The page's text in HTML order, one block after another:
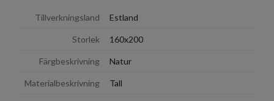
Tillverkningsland Estland
Storlek 160x200
Färgbeskrivning Natur
Materialbeskrivning Tall